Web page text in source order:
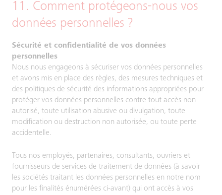
11. Comment protégeons-nous vos
données personnelles ?
Sécurité et confidentialité de vos données
personnelles
Nous nous engageons à sécuriser vos données personnelles
et avons mis en place des règles, des mesures techniques et
des politiques de sécurité des informations appropriées pour
protéger vos données personnelles contre tout accès non
autorisé, toute utilisation abusive ou divulgation, toute
modification ou destruction non autorisée, ou toute perte
accidentelle.
Tous nos employés, partenaires, consultants, ouvriers et
fournisseurs de services de traitement de données (à savoir
les sociétés traitant les données personnelles en notre nom
pour les finalités énumérées ci-avant) qui ont accès à vos